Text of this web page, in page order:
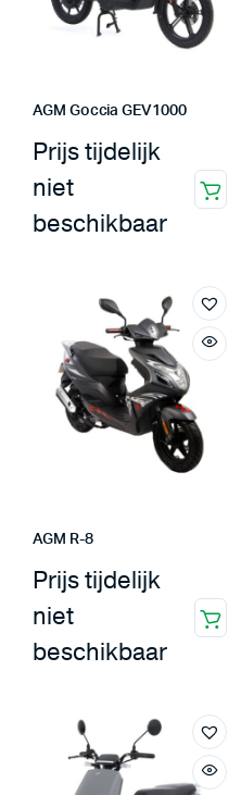
AGM Goccia GEV1000
Prijs tijdelijk
niet
beschikbaar
AGM R-8
Prijs tijdelijk
niet
beschikbaar